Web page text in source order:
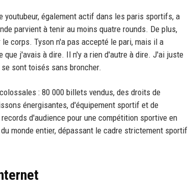
youtubeur, également actif dans les paris sportifs, a
parvient à tenir au moins quatre rounds. De plus,
corps. Tyson n'a pas accepté le pari, mais il a
que j'avais à dire. Il n'y a rien d'autre à dire. J'ai juste
sont toisés sans broncher.
: 80 000 billets vendus, des droits de
énergisantes, d'équipement sportif et de
d'audience pour une compétition sportive en
monde entier, dépassant le cadre strictement sportif